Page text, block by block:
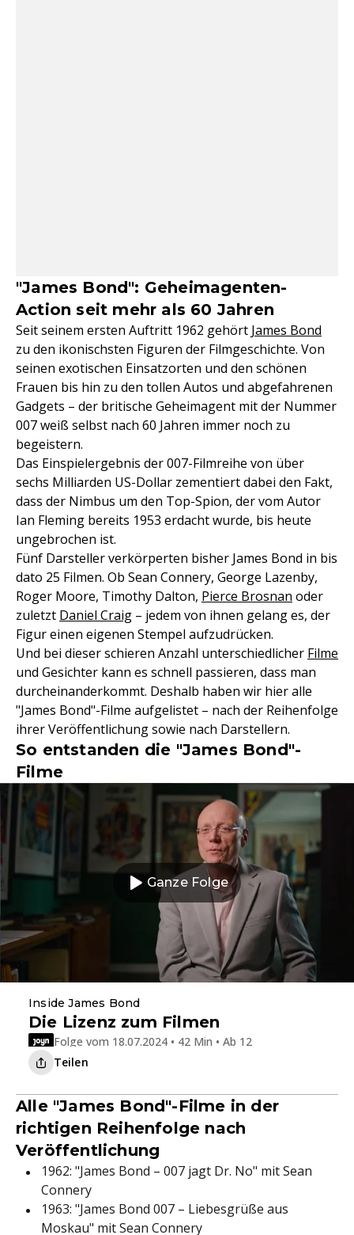
"James Bond": Geheimagenten-
Action seit mehr als 60 Jahren
Seit seinem ersten Auftritt 1962 gehört James Bond
zu den ikonischsten Figuren der Filmgeschichte. Von
seinen exotischen Einsatzorten und den schönen
Frauen bis hin zu den tollen Autos und abgefahrenen
Gadgets – der britische Geheimagent mit der Nummer
007 weiß selbst nach 60 Jahren immer noch zu
begeistern.
Das Einspielergebnis der 007-Filmreihe von über
sechs Milliarden US-Dollar zementiert dabei den Fakt,
dass der Nimbus um den Top-Spion, der vom Autor
Ian Fleming bereits 1953 erdacht wurde, bis heute
ungebrochen ist.
Fünf Darsteller verkörperten bisher James Bond in bis
dato 25 Filmen. Ob Sean Connery, George Lazenby,
Roger Moore, Timothy Dalton, Pierce Brosnan oder
zuletzt Daniel Craig – jedem von ihnen gelang es, der
Figur einen eigenen Stempel aufzudrücken.
Und bei dieser schieren Anzahl unterschiedlicher Filme
und Gesichter kann es schnell passieren, dass man
durcheinanderkommt. Deshalb haben wir hier alle
"James Bond"-Filme aufgelistet – nach der Reihenfolge
ihrer Veröffentlichung sowie nach Darstellern.
So entstanden die "James Bond"-
Filme
Ganze Folge
Inside James Bond
Die Lizenz zum Filmen
Folge vom 18.07.2024 • 42 Min • Ab 12
Teilen
Alle "James Bond"-Filme in der
richtigen Reihenfolge nach
Veröffentlichung
1962: "James Bond – 007 jagt Dr. No" mit Sean
Connery
1963: "James Bond 007 – Liebesgrüße aus
Moskau" mit Sean Connery